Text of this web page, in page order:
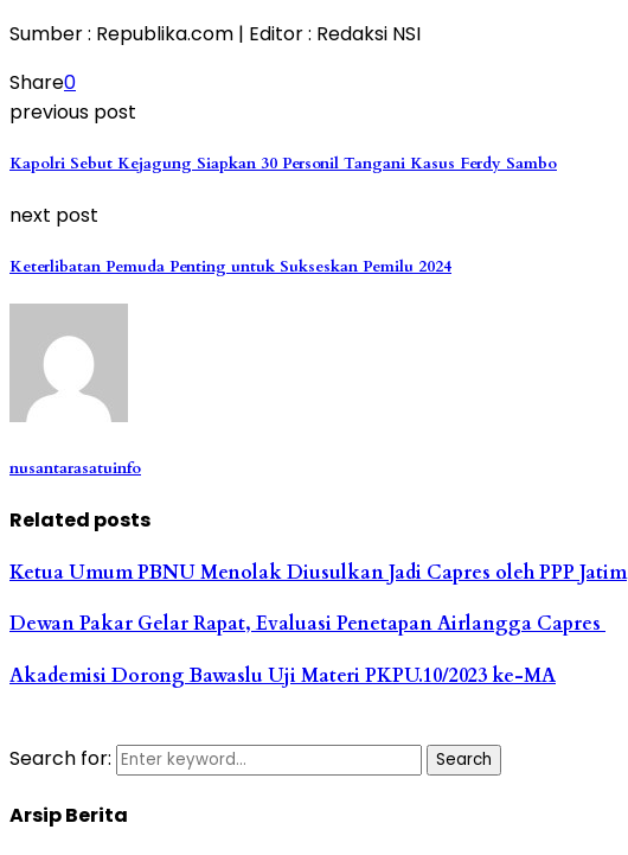
Sumber : Republika.com | Editor : Redaksi NSI
Share0
previous post
Kapolri Sebut Kejagung Siapkan 30 Personil Tangani Kasus Ferdy Sambo
next post
Keterlibatan Pemuda Penting untuk Sukseskan Pemilu 2024
nusantarasatuinfo
Related posts
Ketua Umum PBNU Menolak Diusulkan Jadi Capres oleh PPP Jatim
Dewan Pakar Gelar Rapat, Evaluasi Penetapan Airlangga Capres
Akademisi Dorong Bawaslu Uji Materi PKPU.10/2023 ke-MA
Search for: Search
Arsip Berita